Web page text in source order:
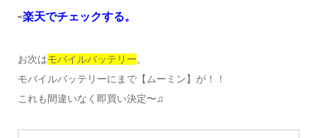
⇨楽天でチェックする。
お次はモバイルバッテリー。
モバイルバッテリーにまで【ムーミン】が！！
これも間違いなく即買い決定〜♫